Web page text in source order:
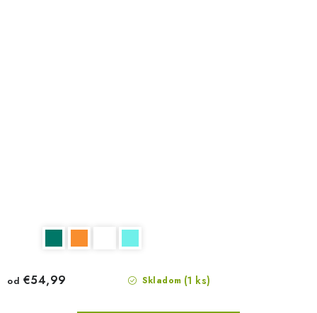
Skladom (1 ks)
od €54,99